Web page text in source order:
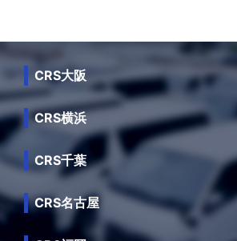
CRS大阪
CRS横浜
CRS千葉
CRS名古屋